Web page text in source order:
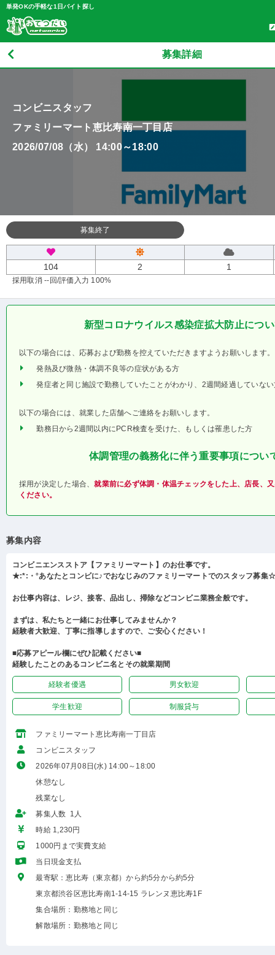
単発OKの手軽な1日バイト探し
募集詳細
コンビニスタッフ
ファミリーマート恵比寿南一丁目店
2026/07/08（水） 14:00～18:00
募集終了
104 2 1
採用取消 --回/評価入力 100%
新型コロナウイルス感染症拡大防止につ
以下の場合には、応募および勤務を控えていただきますようお願いします。
発熱及び微熱・体調不良等の症状がある方
発症者と同じ施設で勤務していたことがわかり、2週間経過していな
以下の場合には、就業した店舗へご連絡をお願いします。
勤務日から2週間以内にPCR検査を受けた、もしくは罹患した方
体調管理の義務化に伴う重要事項につい
採用が決定した場合、就業前に必ず体調・体温チェックをした上、店長、
ください。
募集内容
コンビニエンスストア【ファミリーマート】のお仕事です。
★:*:・°あなたとコンビに♪でおなじみのファミリーマートでのスタッフ募集
お仕事内容は、レジ、接客、品出し、掃除などコンビニ業務全般です。
まずは、私たちと一緒にお仕事してみませんか？
経験者大歓迎、丁寧に指導しますので、ご安心ください！
■応募アピール欄にぜひ記載ください■
経験したことのあるコンビニ名とその就業期間
経験者優遇 男女歓迎
学生歓迎 制服貸与
ファミリーマート恵比寿南一丁目店
コンビニスタッフ
2026年07月08日(水) 14:00～18:00
休憩なし
残業なし
募集人数 1人
時給 1,230円
1000円まで実費支給
当日現金支払
最寄駅：恵比寿（東京都）から約5分から約5分
東京都渋谷区恵比寿南1-14-15 ラレンヌ恵比寿1F
集合場所：勤務地と同じ
解散場所：勤務地と同じ